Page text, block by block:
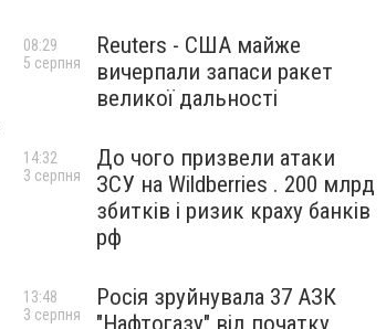
Reuters - США майже
вичерпали запаси ракет
великої дальності
08:29
5 серпня
До чого призвели атаки
ЗСУ на Wildberries . 200 млрд
збитків і ризик краху банків
рф
14:32
3 серпня
Росія зруйнувала 37 АЗК
"Нафтогазу" від початку
13:48
3 серпня